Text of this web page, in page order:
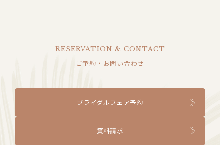
RESERVATION & CONTACT
ご予約・お問い合わせ
ブライダルフェア予約
資料請求